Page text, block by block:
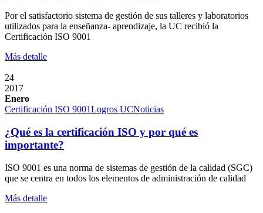
Por el satisfactorio sistema de gestión de sus talleres y laboratorios
utilizados para la enseñanza- aprendizaje, la UC recibió la
Certificación ISO 9001
Más detalle
24
2017
Enero
Certificación ISO 9001Logros UCNoticias
¿Qué es la certificación ISO y por qué es
importante?
ISO 9001 es una norma de sistemas de gestión de la calidad (SGC)
que se centra en todos los elementos de administración de calidad
Más detalle